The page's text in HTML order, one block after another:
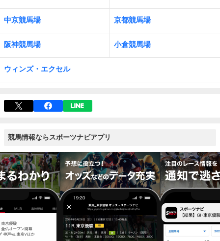
中京競馬場 京都競馬場
阪神競馬場 小倉競馬場
ウィンズ・エクセル
競馬情報ならスポーツナビアプリ